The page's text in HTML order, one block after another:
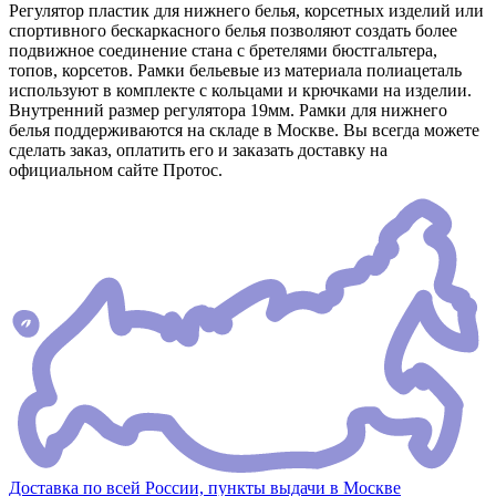
Регулятор пластик для нижнего белья, корсетных изделий или
спортивного бескаркасного белья позволяют создать более
подвижное соединение стана с бретелями бюстгальтера,
топов, корсетов. Рамки бельевые из материала полиацеталь
используют в комплекте с кольцами и крючками на изделии.
Внутренний размер регулятора 19мм. Рамки для нижнего
белья поддерживаются на складе в Москве. Вы всегда можете
сделать заказ, оплатить его и заказать доставку на
официальном сайте Протос.
Доставка по всей России, пункты выдачи в Москве